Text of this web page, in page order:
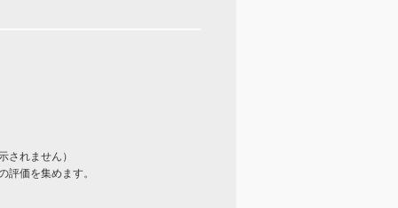
されません）
価を集めます。